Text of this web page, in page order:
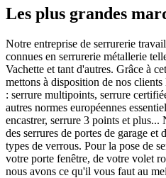
Les plus grandes
Notre entreprise de serrurerie
connues en serrurerie métallerie
Vachette et tant d'autres. Grâce à
mettons à disposition de nos
: serrure multipoints, serrure
autres normes européennes
encastrer, serrure 3 points et plus...
des serrures de portes de garage et
types de verrous. Pour la pose de
votre porte fenêtre, de votre volet
nous avons ce qu'il vous faut au